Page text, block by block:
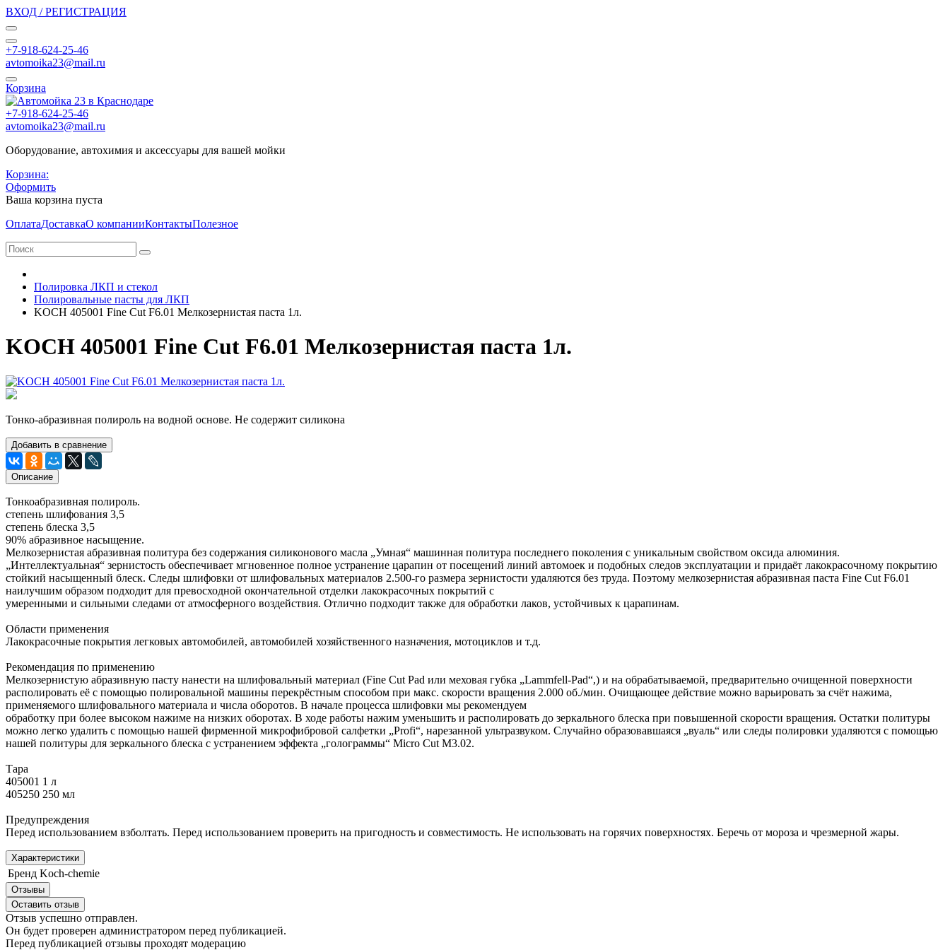
ВХОД / РЕГИСТРАЦИЯ
+7-918-624-25-46
avtomoika23@mail.ru
Корзина
+7-918-624-25-46
avtomoika23@mail.ru
Оборудование, автохимия и аксессуары для вашей мойки
Корзина:
Оформить
Ваша корзина пуста
ОплатаДоставкаО компанииКонтактыПолезное
Полировка ЛКП и стекол
Полировальные пасты для ЛКП
KOCH 405001 Fine Cut F6.01 Мелкозернистая паста 1л.
KOCH 405001 Fine Cut F6.01 Мелкозернистая паста 1л.
Тонко-абразивная полироль на водной основе. Не содержит силикона
Добавить в сравнение
Описание
Тонкоабразивная полироль.
степень шлифования 3,5
степень блеска 3,5
90% абразивное насыщение.
Мелкозернистая абразивная политура без содержания силиконового масла „Умная“ машинная политура последнего поколения с уникальным свойством оксида алюминия.
„Интеллектуальная“ зернистость обеспечивает мгновенное полное устранение царапин от посещений линий автомоек и подобных следов эксплуатации и придаёт лакокрасочному покрытию
стойкий насыщенный блеск. Следы шлифовки от шлифовальных материалов 2.500-го размера зернистости удаляются без труда. Поэтому мелкозернистая абразивная паста Fine Cut F6.01
наилучшим образом подходит для превосходной окончательной отделки лакокрасочных покрытий с
умеренными и сильными следами от атмосферного воздействия. Отлично подходит также для обработки лаков, устойчивых к царапинам.
Области применения
Лакокрасочные покрытия легковых автомобилей, автомобилей хозяйственного назначения, мотоциклов и т.д.
Рекомендация по применению
Мелкозернистую абразивную пасту нанести на шлифовальный материал (Fine Cut Pad или меховая губка „Lammfell-Pad“,) и на обрабатываемой, предварительно очищенной поверхности
располировать её с помощью полировальной машины перекрёстным способом при макс. скорости вращения 2.000 об./мин. Очищающее действие можно варьировать за счёт нажима,
применяемого шлифовального материала и числа оборотов. В начале процесса шлифовки мы рекомендуем
обработку при более высоком нажиме на низких оборотах. В ходе работы нажим уменьшить и располировать до зеркального блеска при повышенной скорости вращения. Остатки политуры
можно легко удалить с помощью нашей фирменной микрофибровой салфетки „Profi“, нарезанной ультразвуком. Случайно образовавшаяся „вуаль“ или следы полировки удаляются с помощью
нашей политуры для зеркального блеска с устранением эффекта „голограммы“ Micro Cut M3.02.
Тара
405001 1 л
405250 250 мл
Предупреждения
Перед использованием взболтать. Перед использованием проверить на пригодность и совместимость. Не использовать на горячих поверхностях. Беречь от мороза и чрезмерной жары.
Характеристики
Бренд Koch-chemie
Отзывы
Оставить отзыв
Отзыв успешно отправлен.
Он будет проверен администратором перед публикацией.
Перед публикацией отзывы проходят модерацию